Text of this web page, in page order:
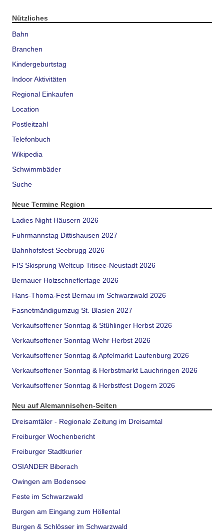
Nützliches
Bahn
Branchen
Kindergeburtstag
Indoor Aktivitäten
Regional Einkaufen
Location
Postleitzahl
Telefonbuch
Wikipedia
Schwimmbäder
Suche
Neue Termine Region
Ladies Night Häusern 2026
Fuhrmannstag Dittishausen 2027
Bahnhofsfest Seebrugg 2026
FIS Skisprung Weltcup Titisee-Neustadt 2026
Bernauer Holzschneflertage 2026
Hans-Thoma-Fest Bernau im Schwarzwald 2026
Fasnetmändigumzug St. Blasien 2027
Verkaufsoffener Sonntag & Stühlinger Herbst 2026
Verkaufsoffener Sonntag Wehr Herbst 2026
Verkaufsoffener Sonntag & Apfelmarkt Laufenburg 2026
Verkaufsoffener Sonntag & Herbstmarkt Lauchringen 2026
Verkaufsoffener Sonntag & Herbstfest Dogern 2026
Neu auf Alemannischen-Seiten
Dreisamtäler - Regionale Zeitung im Dreisamtal
Freiburger Wochenbericht
Freiburger Stadtkurier
OSIANDER Biberach
Owingen am Bodensee
Feste im Schwarzwald
Burgen am Eingang zum Höllental
Burgen & Schlösser im Schwarzwald